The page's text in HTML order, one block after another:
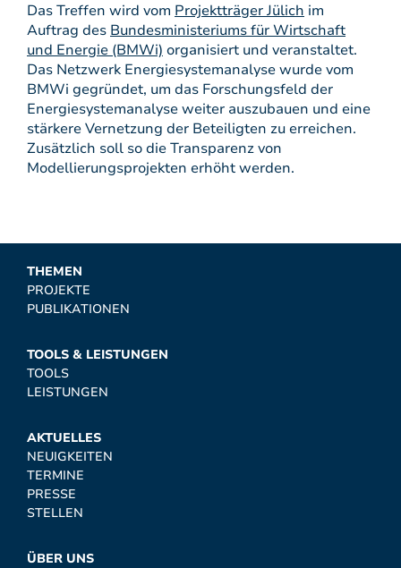
Das Treffen wird vom Projektträger Jülich im
Auftrag des Bundesministeriums für Wirtschaft
und Energie (BMWi) organisiert und veranstaltet.
Das Netzwerk Energiesystemanalyse wurde vom
BMWi gegründet, um das Forschungsfeld der
Energiesystemanalyse weiter auszubauen und eine
stärkere Vernetzung der Beteiligten zu erreichen.
Zusätzlich soll so die Transparenz von
Modellierungsprojekten erhöht werden.
THEMEN
PROJEKTE
PUBLIKATIONEN
TOOLS & LEISTUNGEN
TOOLS
LEISTUNGEN
AKTUELLES
NEUIGKEITEN
TERMINE
PRESSE
STELLEN
ÜBER UNS